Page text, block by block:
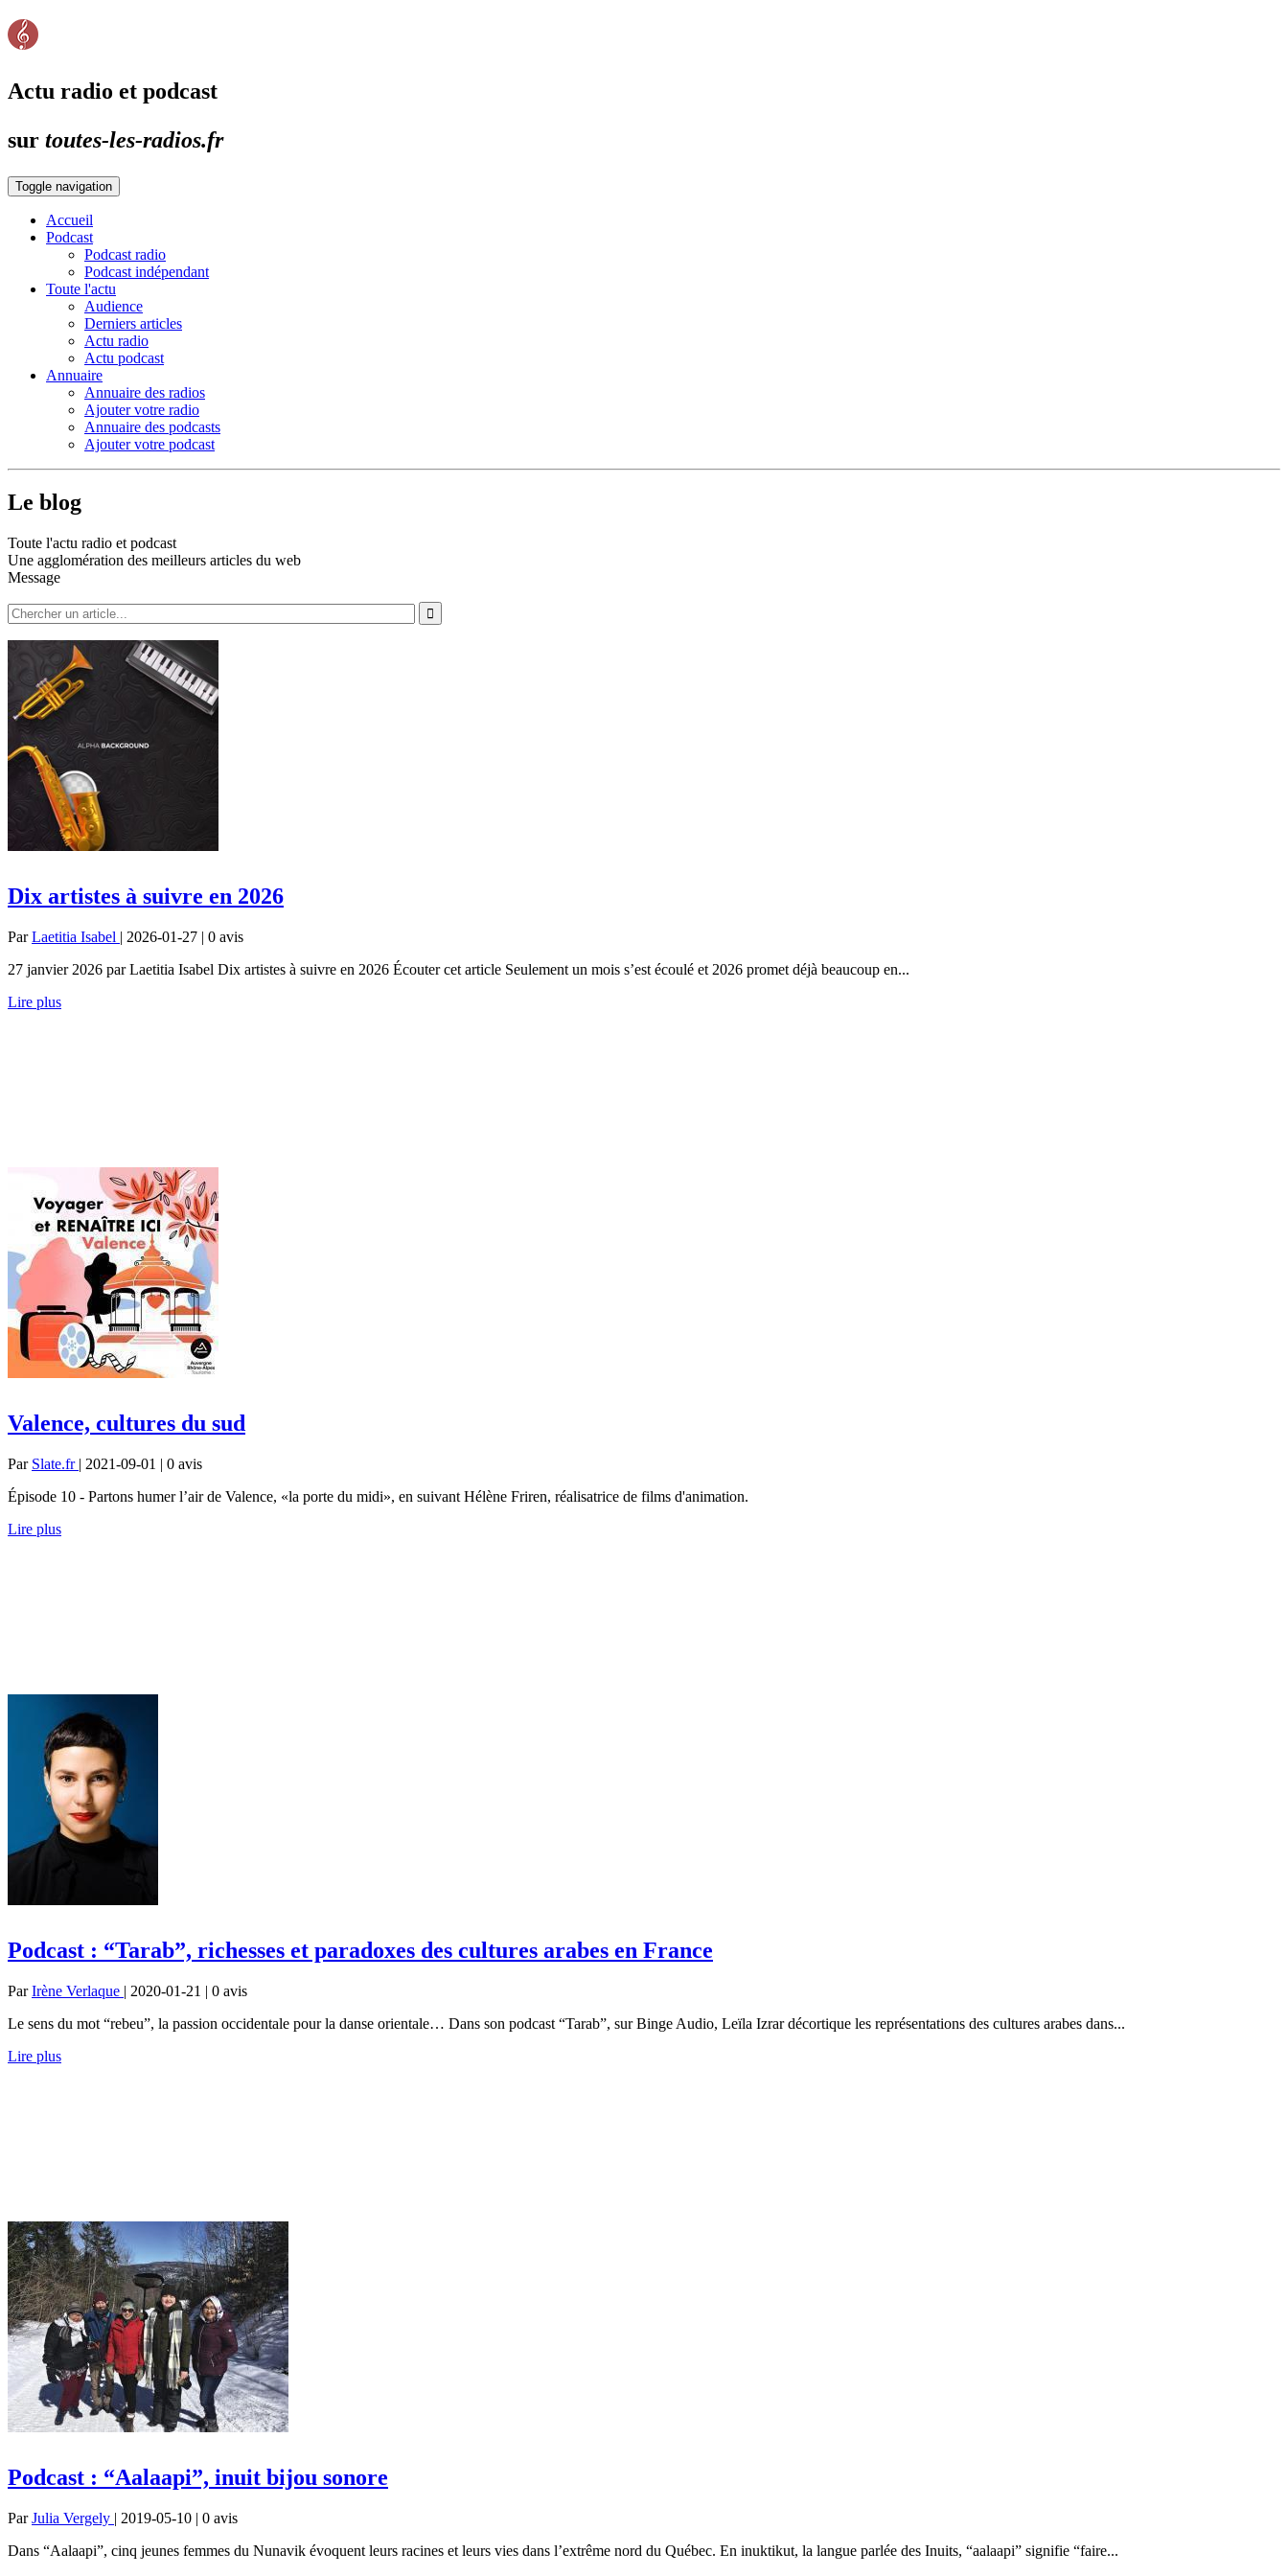
Actu radio et podcast
sur toutes-les-radios.fr
Toggle navigation
Accueil
Podcast
Podcast radio
Podcast indépendant
Toute l'actu
Audience
Derniers articles
Actu radio
Actu podcast
Annuaire
Annuaire des radios
Ajouter votre radio
Annuaire des podcasts
Ajouter votre podcast
Le blog
Toute l'actu radio et podcast
Une agglomération des meilleurs articles du web
Message
Dix artistes à suivre en 2026
ParLaetitia Isabel | 2026-01-27 | 0 avis
27 janvier 2026 par Laetitia Isabel Dix artistes à suivre en 2026 Écouter cet article Seulement un mois s’est écoulé et 2026 promet déjà beaucoup en...
Lire plus
Valence, cultures du sud
Par Slate.fr | 2021-09-01 | 0 avis
Épisode 10 - Partons humer l’air de Valence, «la porte du midi», en suivant Hélène Friren, réalisatrice de films d'animation.
Lire plus
Podcast : “Tarab”, richesses et paradoxes des cultures arabes en France
ParIrène Verlaque | 2020-01-21 | 0 avis
Le sens du mot “rebeu”, la passion occidentale pour la danse orientale… Dans son podcast “Tarab”, sur Binge Audio, Leïla Izrar décortique les représentations des cultures arabes dans...
Lire plus
Podcast : “Aalaapi”, inuit bijou sonore
ParJulia Vergely | 2019-05-10 | 0 avis
Dans “Aalaapi”, cinq jeunes femmes du Nunavik évoquent leurs racines et leurs vies dans l’extrême nord du Québec. En inuktikut, la langue parlée des Inuits, “aalaapi” signifie “faire...